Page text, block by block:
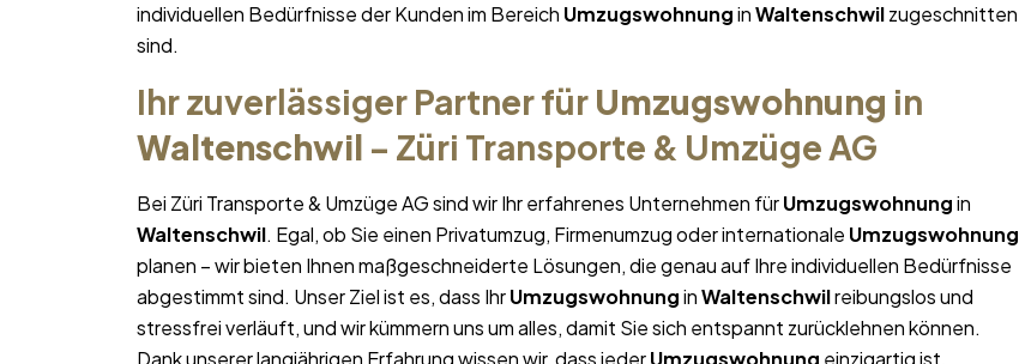
individuellen Bedürfnisse der Kunden im Bereich UmzugswohnunginWaltenschwilzugeschnitten
sind.
Ihr zuverlässiger Partner für Umzugswohnung in
Waltenschwil – Züri Transporte & Umzüge AG
Bei Züri Transporte & Umzüge AG sind wir Ihr erfahrenes Unternehmen fürUmzugswohnungin
Waltenschwil. Egal, ob Sie einen Privatumzug, Firmenumzug oder internationale Umzugswohnung
planen – wir bieten Ihnen maßgeschneiderte Lösungen, die genau auf Ihre individuellen Bedürfnisse
abgestimmt sind. Unser Ziel ist es, dass IhrUmzugswohnunginWaltenschwilreibungslos und
stressfrei verläuft, und wir kümmern uns um alles, damit Sie sich entspannt zurücklehnen können.
Dank unserer langjährigen Erfahrung wissen wir, dass jederUmzugswohnung einzigartig ist.